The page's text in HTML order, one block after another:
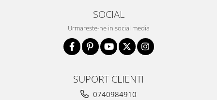
SOCIAL
Urmareste-ne in social media
SUPORT CLIENTI
0740984910